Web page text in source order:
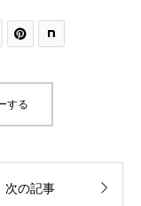

する
次の記事 